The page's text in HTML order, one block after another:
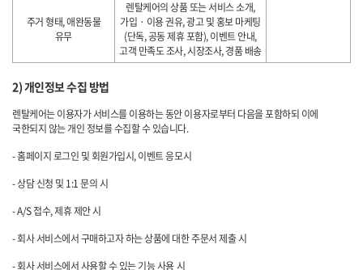
주거 형태, 애완동물
유무
렌탈케어의 상품 또는 서비스 소개,
가입 · 이용 권유, 광고 및 홍보 마케팅
(단독, 공동 제휴 포함), 이벤트 안내,
고객 만족도 조사, 시장조사, 경품 배송
2) 개인정보 수집 방법
렌탈케어는 이용자가 서비스를 이용하는 동안 이용자로부터 다음을 포함하되 이에
국한되지 않는 개인 정보를 수집할 수 있습니다.
- 홈페이지 로그인 및 회원가입시, 이벤트 응모시
- 상담 신청 및 1:1 문의 시
- A/S 접수, 제휴 제안 시
- 회사 서비스에서 구매하고자 하는 상품에 대한 주문서 제출 시
- 회사 서비스에서 사용할 수 있는 기능 사용 시